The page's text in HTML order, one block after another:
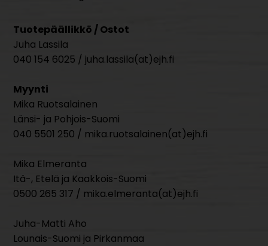
Tuotepäällikkö / Ostot
Juha Lassila
040 154 6025 / juha.lassila(at)ejh.fi
Myynti
Mika Ruotsalainen
Länsi- ja Pohjois-Suomi
040 5501 250 / mika.ruotsalainen(at)ejh.fi
Mika Elmeranta
Itä-, Etelä ja Kaakkois-Suomi
0500 265 317 / mika.elmeranta(at)ejh.fi
Juha-Matti Aho
Lounais-Suomi ja Pirkanmaa